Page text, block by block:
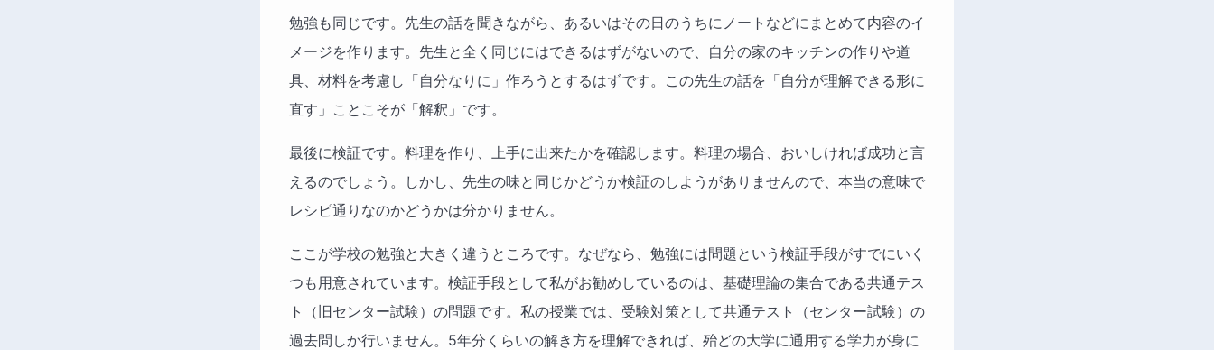
勉強も同じです。先生の話を聞きながら、あるいはその日のうちにノートなどにまとめて内容のイ
メージを作ります。先生と全く同じにはできるはずがないので、自分の家のキッチンの作りや道
具、材料を考慮し「自分なりに」作ろうとするはずです。この先生の話を「自分が理解できる形に
直す」ことこそが「解釈」です。
最後に検証です。料理を作り、上手に出来たかを確認します。料理の場合、おいしければ成功と言
えるのでしょう。しかし、先生の味と同じかどうか検証のしようがありませんので、本当の意味で
レシピ通りなのかどうかは分かりません。
ここが学校の勉強と大きく違うところです。なぜなら、勉強には問題という検証手段がすでにいく
つも用意されています。検証手段として私がお勧めしているのは、基礎理論の集合である共通テス
ト（旧センター試験）の問題です。私の授業では、受験対策として共通テスト（センター試験）の
過去問しか行いません。5年分くらいの解き方を理解できれば、殆どの大学に通用する学力が身に